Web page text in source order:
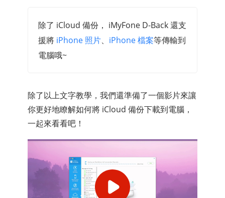
除了 iCloud 備份， iMyFone D-Back 還支
援將 iPhone 照片、 iPhone 檔案等傳輸到
電腦哦~
除了以上文字教學，我們還準備了一個影片來讓
你更好地瞭解如何將 iCloud 備份下載到電腦，
一起來看看吧！